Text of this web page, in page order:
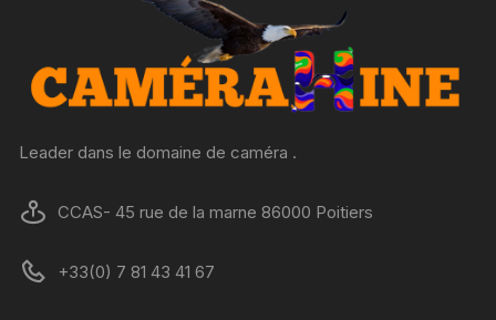
Leader dans le domaine de caméra .
CCAS- 45 rue de la marne 86000 Poitiers
+33(0) 7 81 43 41 67